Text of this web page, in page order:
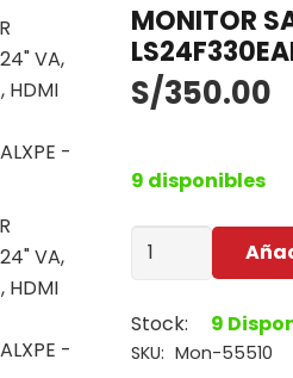
MONITOR
S/350.00
9 disponibles
MONITOR
SAMSUNG
VA,
FHD,
Stock: 9
SKU: Mon-55510